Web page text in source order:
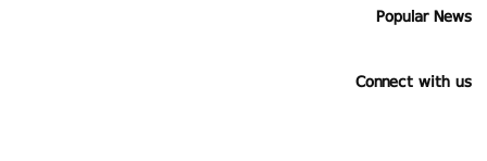
Popular News
Connect with us